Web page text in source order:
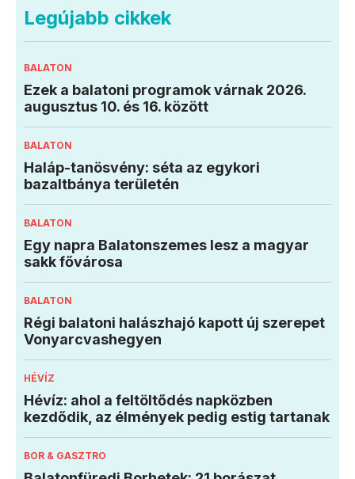
Legújabb cikkek
BALATON
Ezek a balatoni programok várnak 2026.
augusztus 10. és 16. között
BALATON
Haláp-tanösvény: séta az egykori
bazaltbánya területén
BALATON
Egy napra Balatonszemes lesz a magyar
sakk fővárosa
BALATON
Régi balatoni halászhajó kapott új szerepet
Vonyarcvashegyen
HÉVÍZ
Hévíz: ahol a feltöltődés napközben
kezdődik, az élmények pedig estig tartanak
BOR & GASZTRO